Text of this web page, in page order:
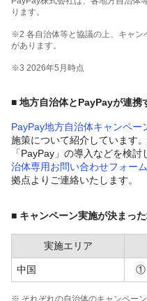
ります。
※2 各自治体等と協議の上、キャン
があります。
※3 2026年5月時点
■ 地方自治体とPayPayが連携
PayPay地方自治体キャンペー
施策について紹介しています
「PayPay」の導入などを検討
治体専用お問い合わせフォーム
拠点よりご連絡いたします。
■ キャンペーン実施が決まっ
実施エリア
中国 ①
※ それぞれの自治体のキャンペー